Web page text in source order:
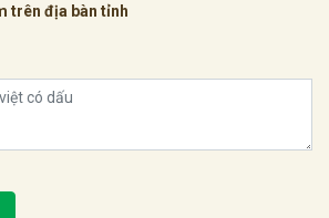
trên địa bàn tỉnh